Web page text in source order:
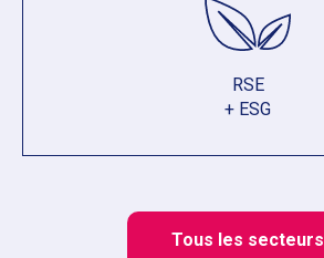
RSE
+ ESG
Tous les secteurs